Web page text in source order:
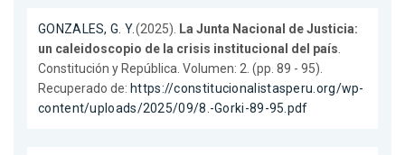
GONZALES, G. Y.(2025). La Junta Nacional de Justicia:
un caleidoscopio de la crisis institucional del país.
Constitución y República. Volumen: 2. (pp. 89 - 95).
Recuperado de: https://constitucionalistasperu.org/wp-
content/uploads/2025/09/8.-Gorki-89-95.pdf